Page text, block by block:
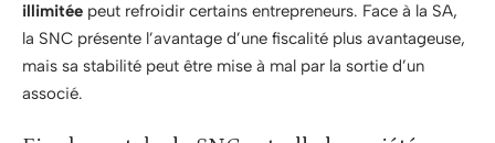
illimitée peut refroidir certains entrepreneurs. Face à la SA,
la SNC présente l’avantage d’une fiscalité plus avantageuse,
mais sa stabilité peut être mise à mal par la sortie d’un
associé.